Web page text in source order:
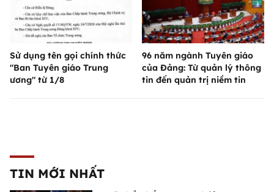
Sử dụng tên gọi chính thức
"Ban Tuyên giáo Trung
ương" từ 1/8
96 năm ngành Tuyên giáo
của Đảng: Từ quản lý thông
tin đến quản trị niềm tin
TIN MỚI NHẤT